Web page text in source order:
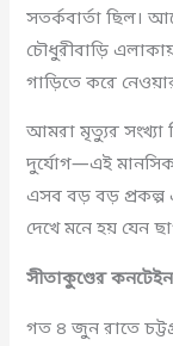
সতর্কবার্তা ছিল।
চৌধুরীবাড়ি
গাড়িতে করে
আমরা মৃত্যুর সংখ্যা
দুর্যোগ—এই
এসব বড় বড় প্রকল্প
দেখে মনে হয় যেন
সীতাকুণ্ডের
গত ৪ জুন রাতে